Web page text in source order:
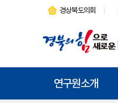
경상북도의회
연구원소개